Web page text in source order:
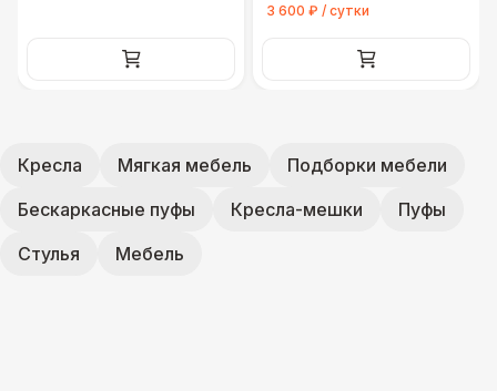
3 600 ₽ / сутки
Кресла Мягкая мебель
Подборки мебели
Бескаркасные пуфы
Кресла-мешки
Пуфы
Стулья
Мебель